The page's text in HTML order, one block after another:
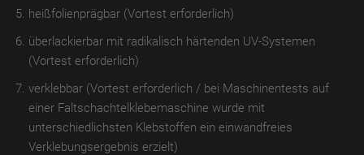
X
WET
TroPROTECT-
X
MATT
THERMO
heißfolienprägbar (Vortest erforderlich)
überlackierbar mit radikalisch härtenden UV-Systemen
(Vortest erforderlich)
verklebbar (Vortest erforderlich / bei Maschinentests auf
einer Faltschachtelklebemaschine wurde mit
unterschiedlichsten Klebstoffen ein einwandfreies
Verklebungsergebnis erzielt)